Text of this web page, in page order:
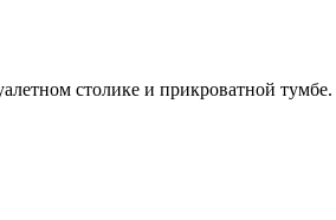
столике и прикроватной тумбе.